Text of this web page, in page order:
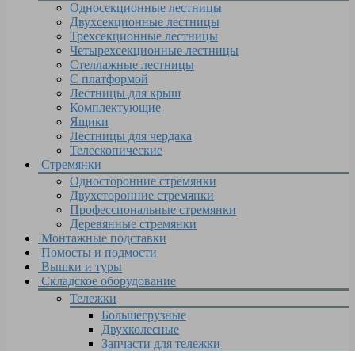
Односекционные лестницы
Двухсекционные лестницы
Трехсекционные лестницы
Четырехсекционные лестницы
Стеллажные лестницы
С платформой
Лестницы для крыш
Комплектующие
Ящики
Лестницы для чердака
Телескопические
Стремянки
Односторонние стремянки
Двухсторонние стремянки
Профессиональные стремянки
Деревянные стремянки
Монтажные подставки
Помосты и подмости
Вышки и туры
Складское оборудование
Тележки
Большегрузные
Двухколесные
Запчасти для тележки